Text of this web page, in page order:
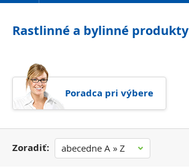
Rastlinné a bylinné produkty
Poradca pri výbere
Zoradiť: abecedne A » Z